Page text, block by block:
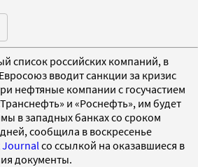
список российских компаний, в
вводит санкции за кризис
нефтяные компании с госучастием
и «Роснефть», им будет
в западных банках со сроком
сообщила в воскресенье
Journal со ссылкой на оказавшиеся в
документы.